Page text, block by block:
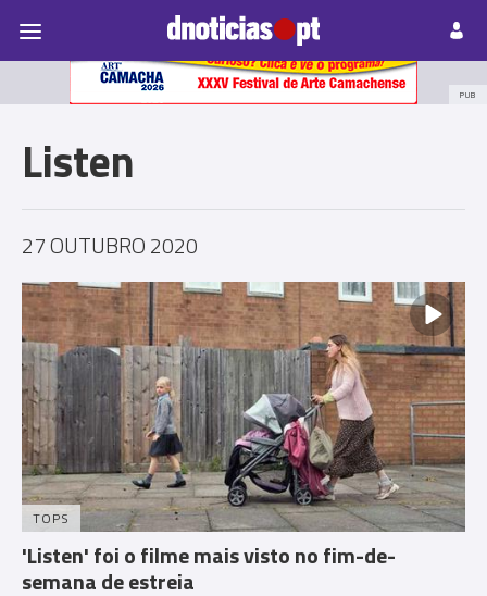
Prazeres Paisagens
PUB
Listen
27 OUTUBRO 2020
TOPS
'Listen' foi o filme mais visto no fim-de-
semana de estreia